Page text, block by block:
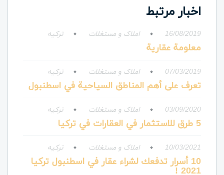
اخبار مرتبط
16/08/2019 املاک و مستغلات ترکیه
معلومة عقارية
07/03/2019 املاک و مستغلات ترکیه
تعرف على أهم المناطق السياحية في اسطنبول
03/09/2020 املاک و مستغلات ترکیه
5 طرق للاستثمار في العقارات في تركيا
10/03/2021 املاک و مستغلات ترکیه
10 أسرار تدفعك لشراء عقار في اسطنبول تركيا
2021 !